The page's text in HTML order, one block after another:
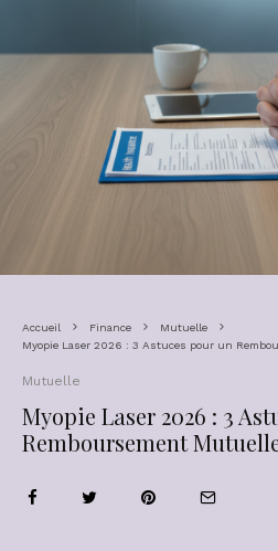
Accueil Finance
Mutuelle
Myopie Laser 2026 : 3 Astuces pour un
Mutuelle
Myopie Laser 2026 : 3
Remboursement